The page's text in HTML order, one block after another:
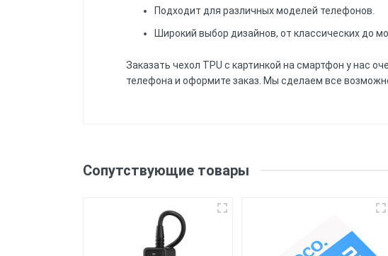
Подходит для различных моделей телефонов.
Широкий выбор дизайнов, от классических до
Заказать чехол TPU с картинкой на смартфон у нас
телефона и оформите заказ. Мы сделаем все
Печать
: Чехол
смартфона.
Удобство использования : Чехол
Сопутствующие товары